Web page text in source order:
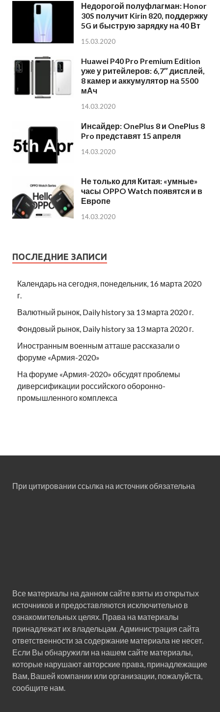
Недорогой полуфлагман: Honor
30S получит Kirin 820, поддержку
5G и быструю зарядку на 40 Вт
15.03.2020
Huawei P40 Pro Premium Edition
уже у ритейлеров: 6,7″ дисплей,
8 камер и аккумулятор на 5500
мАч
14.03.2020
Инсайдер: OnePlus 8 и OnePlus 8
Pro представят 15 апреля
14.03.2020
Не только для Китая: «умные»
часы OPPO Watch появятся и в
Европе
14.03.2020
ПОСЛЕДНИЕ ЗАПИСИ
Календарь на сегодня, понедельник, 16 марта 2020
г.
Валютный рынок, Daily history за 13 марта 2020 г.
Фондовый рынок, Daily history за 13 марта 2020 г.
Иностранным военным атташе рассказали о
форуме «Армия-2020»
На форуме «Армия-2020» обсудят проблемы
диверсификации российского оборонно-
промышленного комплекса
При цитировании ссылка на источник обязательна
Все материалы на данном сайте взяты из открытых
источников и предоставляются исключительно в
ознакомительных целях. Права на материалы
принадлежат их владельцам. Администрация сайта
ответственности за содержание материала не несет.
Если Вы обнаружили на нашем сайте материалы,
которые нарушают авторские права, принадлежащие
Вам, Вашей компании или организации, пожалуйста,
сообщите нам.